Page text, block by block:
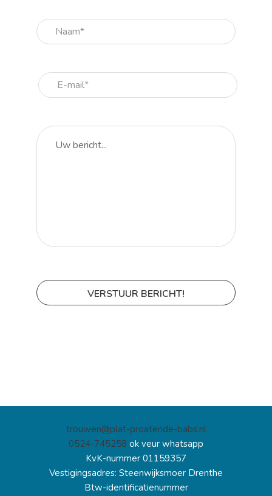
trouwen@plat-proatende-babs.nl
0524-745258 ok veur whatsapp
KvK-nummer 01159357
Vestigingsadres: Steenwijksmoer Drenthe
Btw-identificatienummer